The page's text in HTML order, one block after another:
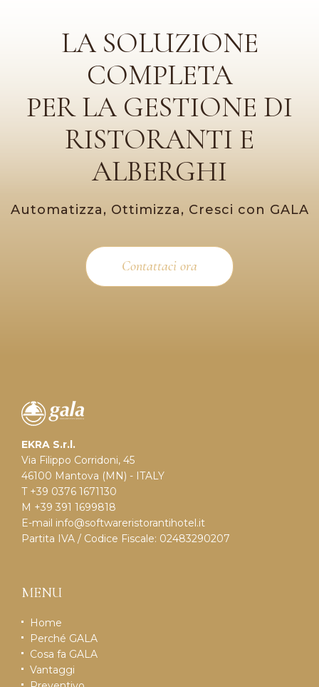
LA SOLUZIONE
COMPLETA
PER LA GESTIONE DI
RISTORANTI E
ALBERGHI
Automatizza, Ottimizza, Cresci con GALA
Contattaci ora
EKRA S.r.l.
Via Filippo Corridoni, 45
46100 Mantova (MN) - ITALY
T +39 0376 1671130
M +39 391 1699818
E-mail info@softwareristorantihotel.it
Partita IVA / Codice Fiscale: 02483290207
MENU
Home
Perché GALA
Cosa fa GALA
Vantaggi